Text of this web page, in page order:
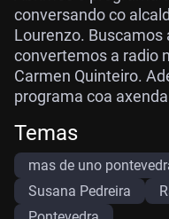
conversando co
Lourenzo. Buscamos
convertemos a radio
Carmen Quinteiro.
programa coa
Temas
mas de uno
Susana Pedreira